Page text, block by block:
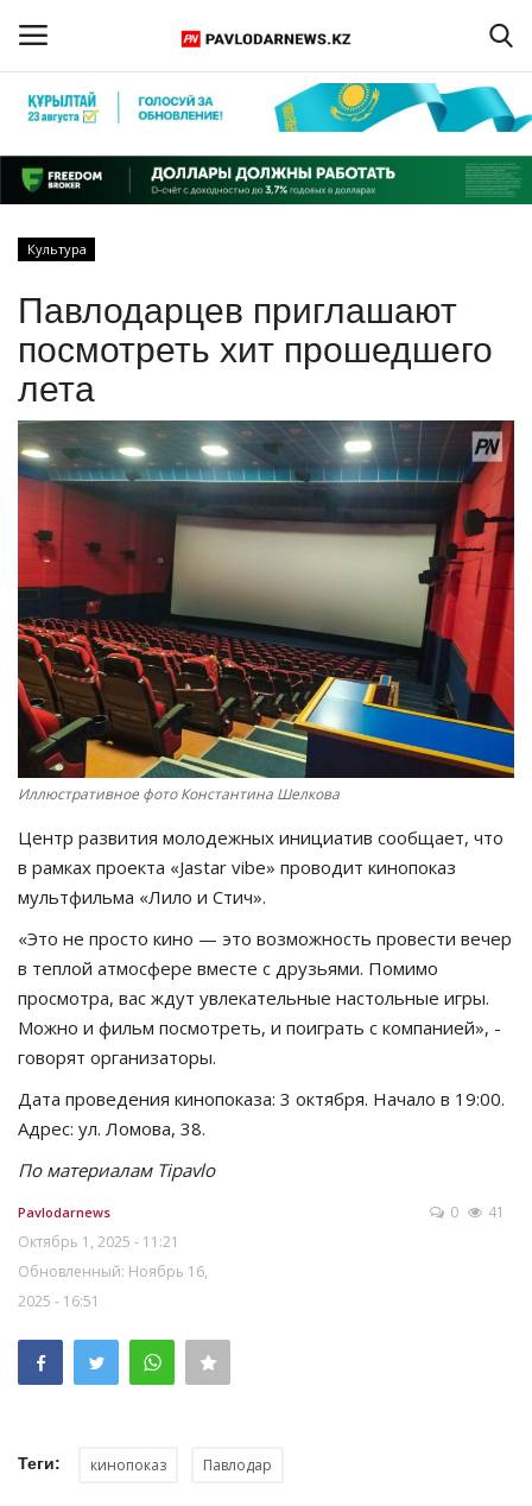
Регистрация
Главная
ПАВЛОДАРСКАЯ ОБЛАСТЬ
КАЗАХСТАН
МИР
СПЕЦПРОЕКТЫ
Чек-лист
РАЗВЛЕЧЕНИЯ
OFFICIAL
Язык
Культура
Павлодарцев приглашают
посмотреть хит прошедшего
лета
Иллюстративное фото Константина Шелкова
Центр развития молодежных инициатив сообщает, что
в рамках проекта «Jastar vibe» проводит кинопоказ
мультфильма «Лило и Стич».
«Это не просто кино — это возможность провести вечер
в теплой атмосфере вместе с друзьями. Помимо
просмотра, вас ждут увлекательные настольные игры.
Можно и фильм посмотреть, и поиграть с компанией», -
говорят организаторы.
Дата проведения кинопоказа: 3 октября. Начало в 19:00.
Адрес: ул. Ломова, 38.
По материалам Tipavlo
Pavlodarnews
Октябрь 1, 2025 - 11:21
Обновленный: Ноябрь 16,
2025 - 16:51
0 41
Теги: кинопоказ Павлодар